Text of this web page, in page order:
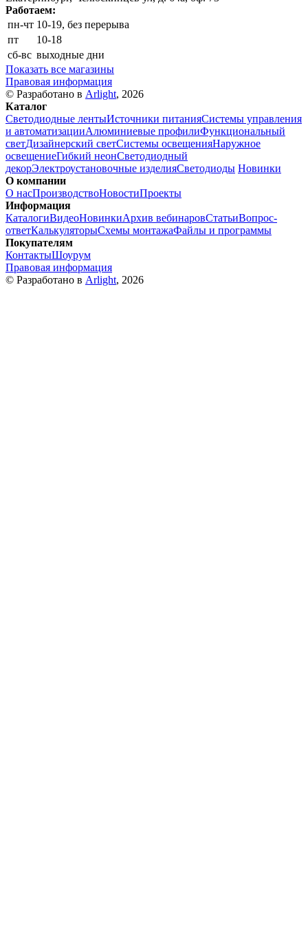
Работаем:
пн-чт 10-19, без перерыва
пт
10-18
сб-вс выходные дни
Показать все магазины
Правовая информация
© Разработано в Arlight, 2026
Каталог
Светодиодные лентыИсточники питанияСистемы управления
и автоматизацииАлюминиевые профилиФункциональный
светДизайнерский светСистемы освещенияНаружное
освещениеГибкий неонСветодиодный
декорЭлектроустановочные изделияСветодиоды Новинки
О компании
О насПроизводствоНовостиПроекты
Информация
КаталогиВидеоНовинкиАрхив вебинаровСтатьиВопрос-
ответКалькуляторыСхемы монтажаФайлы и программы
Покупателям
КонтактыШоурум
Правовая информация
© Разработано в Arlight, 2026